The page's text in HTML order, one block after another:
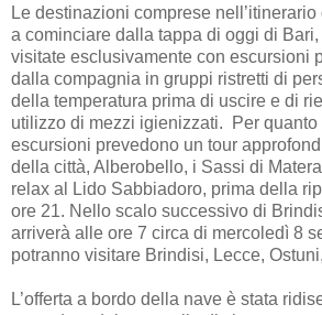
Le destinazioni comprese
a cominciare dalla tappa di oggi di
visitate esclusivamente con escursioni
dalla compagnia in gruppi ristretti di
della temperatura prima di uscire e di
utilizzo di mezzi igienizzati. Per quanto
escursioni prevedono un tour
della città, Alberobello, i Sassi di
relax al Lido Sabbiadoro, prima della
ore 21. Nello scalo successivo di
arriverà alle ore 7 circa di mercoledì 8
potranno visitare Brindisi, Lecce,
L’offerta a bordo della nave è stata